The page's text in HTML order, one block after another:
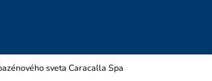
sveta Caracalla Spa
nájsť?